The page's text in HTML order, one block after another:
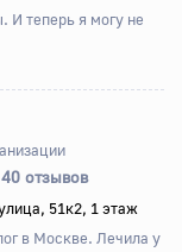
И теперь я могу не
40 отзывов
51к2, 1 этаж
в Москве. Лечила у